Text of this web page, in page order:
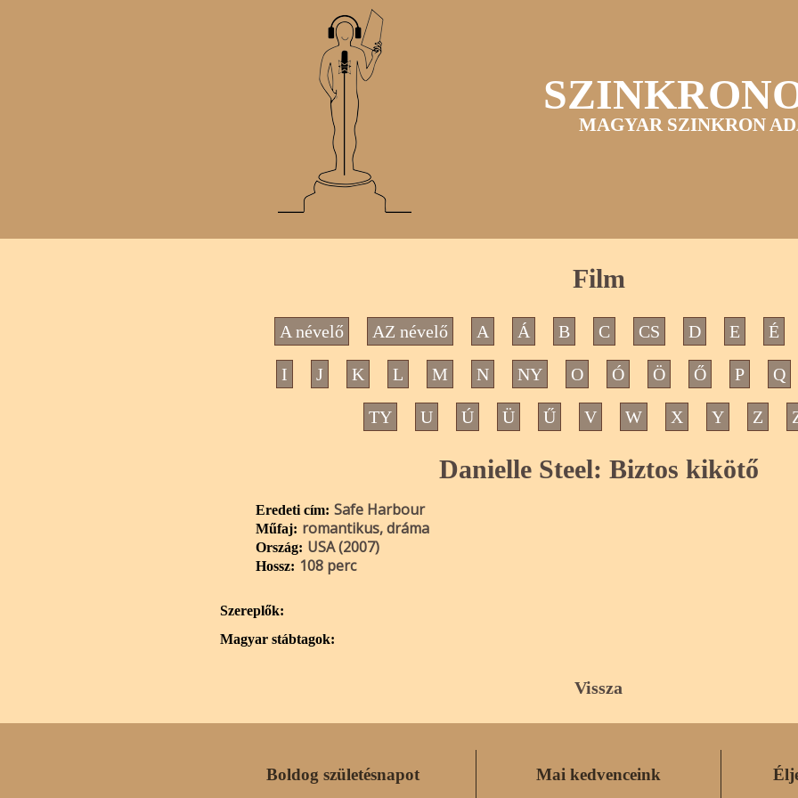
MAGYAR SZINKRON
Film
A névelő AZ névelő A Á B C CS D E É
I J K L M N NY O Ó Ö Ő P Q
TY U Ú Ü Ű V W X Y Z
Danielle Steel: Biztos kikötő
Eredeti cím: Safe Harbour
Műfaj: romantikus, dráma
Ország: USA (2007)
Hossz: 108 perc
Szereplők:
Magyar stábtagok:
Vissza
Boldog születésnapot Mai kedvenceink